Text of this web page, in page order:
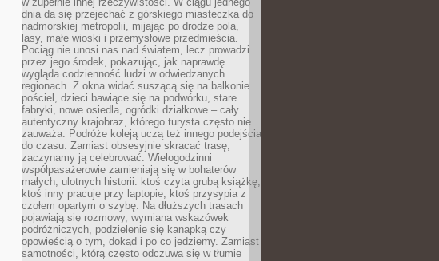
dnia da się przejechać z górskiego miasteczka do
nadmorskiej metropolii, mijając po drodze pola,
lasy, małe wioski i przemysłowe przedmieścia.
Pociąg nie unosi nas nad światem, lecz prowadzi
przez jego środek, pokazując, jak naprawdę
wygląda codzienność ludzi w odwiedzanych
regionach. Z okna widać suszącą się na balkonie
pościel, dzieci bawiące się na podwórku, stare
fabryki, nowe osiedla, ogródki działkowe – cały
autentyczny krajobraz, którego turysta często nie
zauważa. Podróże koleją uczą też innego podejścia
do czasu. Zamiast obsesyjnie skracać trasę,
zaczynamy ją celebrować. Wielogodzinni
współpasażerowie zamieniają się w bohaterów
małych, ulotnych historii: ktoś czyta grubą książkę,
ktoś inny pracuje przy laptopie, ktoś przysypia z
czołem opartym o szybę. Na dłuższych trasach
pojawiają się rozmowy, wymiana wskazówek
podróżniczych, podzielenie się kanapką czy
opowieścią o tym, dokąd i po co jedziemy. Zamiast
samotności, którą często odczuwa się w tłumie